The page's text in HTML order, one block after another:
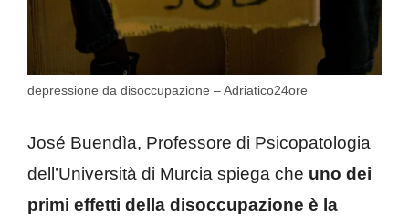
depressione da disoccupazione – Adriatico24ore
José Buendìa, Professore di Psicopatologia
dell’Università di Murcia spiega che uno dei
primi effetti della disoccupazione è la